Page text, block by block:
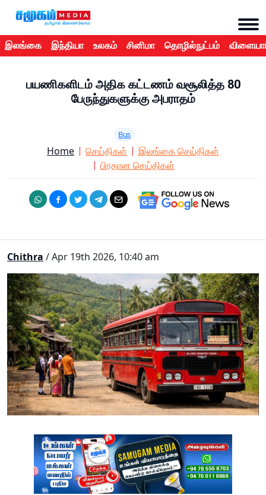
இலங்கை இந்தியா உலகம் சினிமா தொழில்நுட்பம்
பயணிகளிடம் அதிக கட்டணம் வசூலித்த 80
பேருந்துகளுக்கு அபராதம்
Bus
Home செய்திகள்
இலங்கை செய்திகள்
பிரதான செய்திகள்
Chithra / Apr 19th 2026, 10:40 am